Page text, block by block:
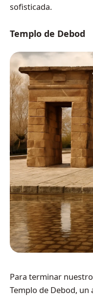
sofisticada.
Templo de Debod
Para terminar
Templo de Debod,